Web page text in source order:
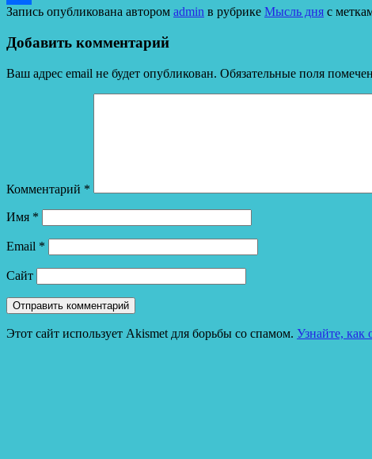
Отправить
Запись опубликована автором admin в рубрике Мысль дня с
Добавить комментарий
Ваш адрес email не будет опубликован. Обязательные поля
Комментарий *
Имя *
Email *
Сайт
Этот сайт использует Akismet для борьбы со спамом. Узнайте, как